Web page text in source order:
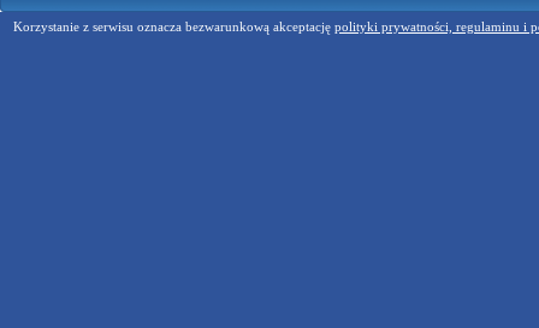
Korzystanie z serwisu oznacza bezwarunkową akceptację polityki prywatności, regulaminu i